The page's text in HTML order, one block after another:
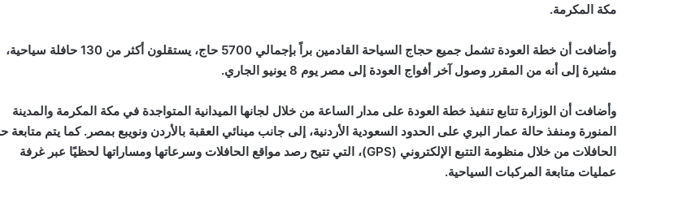
مكة المكرمة.
وأضافت أن خطة العودة تشمل جميع حجاج السياحة القادمين براً بإجمالي 5700 حاج، يستقلون أكثر من 130 حافلة سياحية،
مشيرة إلى أنه من المقرر وصول آخر أفواج العودة إلى مصر يوم 8 يونيو الجاري.
وأضافت أن الوزارة تتابع تنفيذ خطة العودة على مدار الساعة من خلال لجانها الميدانية المتواجدة في مكة المكرمة والمدينة
المنورة ومنفذ حالة عمار البري على الحدود السعودية الأردنية، إلى جانب مينائي العقبة بالأردن ونويبع بمصر. كما يتم متابعة
الحافلات من خلال منظومة التتبع الإلكتروني (GPS)، التي تتيح رصد مواقع الحافلات وسرعاتها ومساراتها لحظيًا عبر غرفة
عمليات متابعة المركبات السياحية.